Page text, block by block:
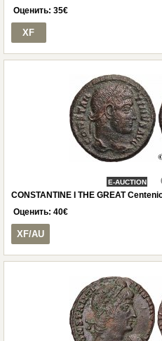
Оценить: 35€
XF
E-AUCTION
CONSTANTINE I THE GREAT
Оценить: 40€
XF/AU